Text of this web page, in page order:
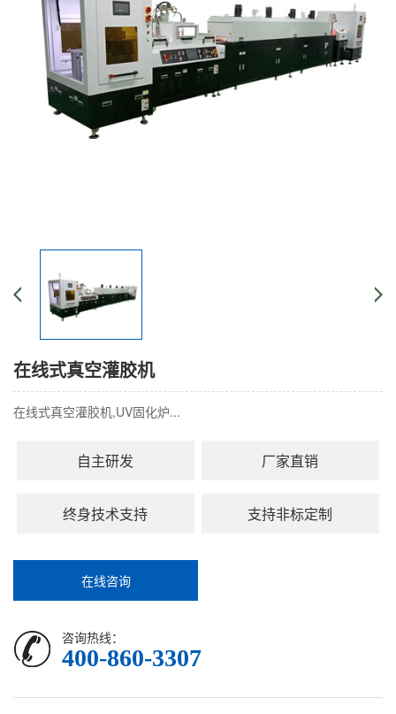
在线式真空灌胶机
在线式真空灌胶机,UV固化炉...
自主研发 厂家直销
终身技术支持 支持非标定制
在线咨询
咨询热线：
400-860-3307